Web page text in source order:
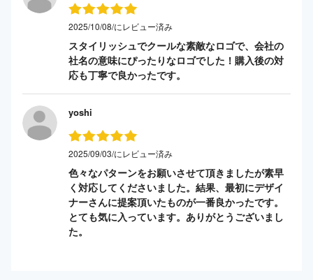
2025/10/08/にレビュー済み
スタイリッシュでクールな素敵なロゴで、会社の
社名の意味にぴったりなロゴでした！購入後の対
応も丁寧で良かったです。
yoshi
2025/09/03/にレビュー済み
色々なパターンをお願いさせて頂きましたが素早
く対応してくださいました。結果、最初にデザイ
ナーさんに提案頂いたものが一番良かったです。
とても気に入っています。ありがとうございまし
た。